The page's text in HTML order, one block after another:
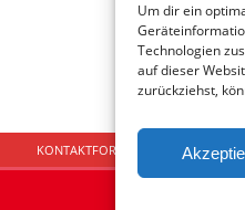
Um dir ein
Technologien
auf dieser
zurückziehst,
KONTAKTFORMULAR